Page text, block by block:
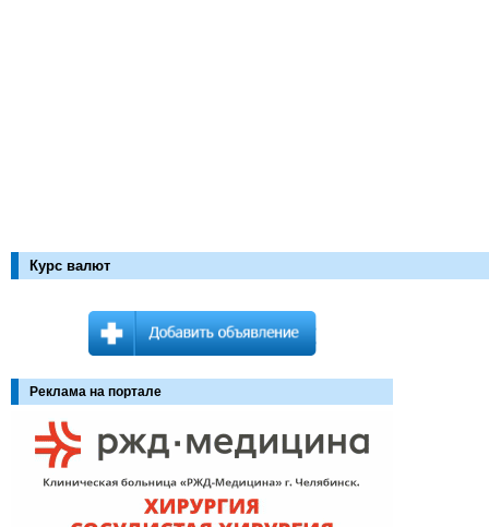
Курс валют
Реклама на портале